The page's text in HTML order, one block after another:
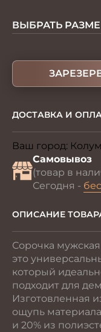
ВЫБРАТЬ
ДОСТАВКА И
Ваш город:
Самовывоз
(товар в
Сегодня -
ОПИСАНИЕ
Сорочка
это
который
подходит для
Изготовленная
ощупь
и 20% из